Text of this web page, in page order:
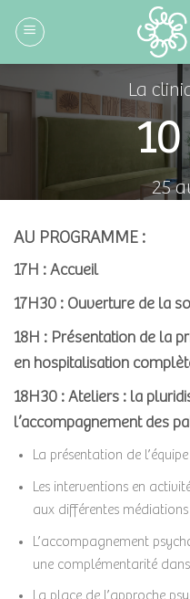
La
25
AU PROGRAMME :
17H : Accueil
17H30 : Ouverture de la
18H : Présentation de la
en hospitalisation
18H30 : Ateliers : la
l’accompagnement des
La présentation de
Les interventions en
aux différentes médiations
L’accompagnement
une complémentarité
La place de l’approche